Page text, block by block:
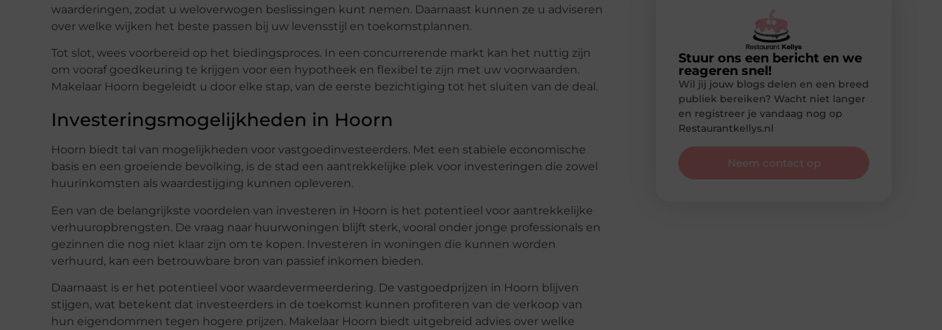
waarderingen, zodat u weloverwogen beslissingen kunt nemen. Daarnaast kunnen ze u adviseren
over welke wijken het beste passen bij uw levensstijl en toekomstplannen.
Tot slot, wees voorbereid op het biedingsproces. In een concurrerende markt kan het nuttig zijn
om vooraf goedkeuring te krijgen voor een hypotheek en flexibel te zijn met uw voorwaarden.
Makelaar Hoorn begeleidt u door elke stap, van de eerste bezichtiging tot het sluiten van de deal.
Investeringsmogelijkheden in Hoorn
Hoorn biedt tal van mogelijkheden voor vastgoedinvesteerders. Met een stabiele economische
basis en een groeiende bevolking, is de stad een aantrekkelijke plek voor investeringen die zowel
huurinkomsten als waardestijging kunnen opleveren.
Een van de belangrijkste voordelen van investeren in Hoorn is het potentieel voor aantrekkelijke
verhuuropbrengsten. De vraag naar huurwoningen blijft sterk, vooral onder jonge professionals en
gezinnen die nog niet klaar zijn om te kopen. Investeren in woningen die kunnen worden
verhuurd, kan een betrouwbare bron van passief inkomen bieden.
Daarnaast is er het potentieel voor waardevermeerdering. De vastgoedprijzen in Hoorn blijven
stijgen, wat betekent dat investeerders in de toekomst kunnen profiteren van de verkoop van
hun eigendommen tegen hogere prijzen. Makelaar Hoorn biedt uitgebreid advies over welke
Stuur ons een bericht en we
reageren snel!
Wil jij jouw blogs delen en een breed
publiek bereiken? Wacht niet langer
en registreer je vandaag nog op
Restaurantkellys.nl
Neem contact op